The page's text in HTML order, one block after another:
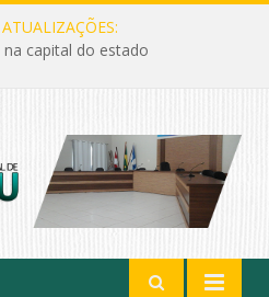
capital do estado